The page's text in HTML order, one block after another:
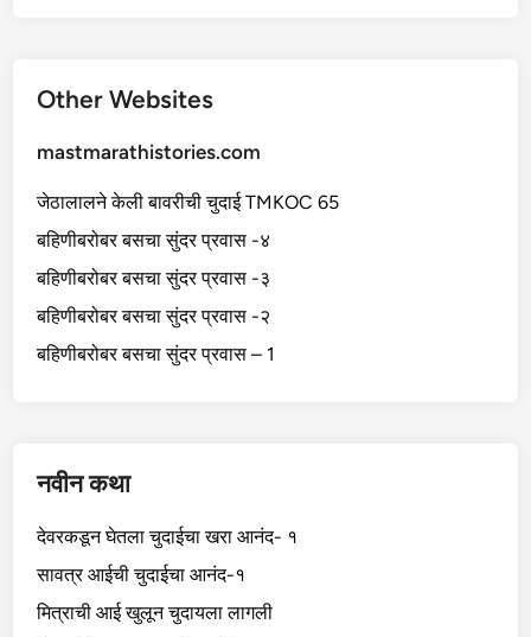
Other Websites
mastmarathistories.com
जेठालालने केली बावरीची चुदाई TMKOC 65
बहिणीबरोबर बसचा सुंदर प्रवास -४
बहिणीबरोबर बसचा सुंदर प्रवास -३
बहिणीबरोबर बसचा सुंदर प्रवास -२
बहिणीबरोबर बसचा सुंदर प्रवास – 1
नवीन कथा
देवरकडून घेतला चुदाईचा खरा आनंद- १
सावत्र आईची चुदाईचा आनंद-१
मित्राची आई खुलून चुदायला लागली